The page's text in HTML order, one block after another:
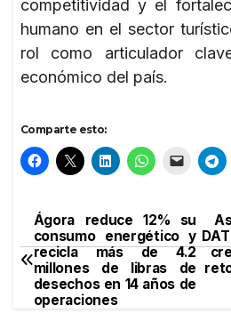
competitividad y el
humano en el sector
rol como articulador
económico del país.
Comparte esto:
Navegación
de
entradas
Ágora reduce 12% su
consumo energético y
recicla más de 4.2
millones de libras de
desechos en 14 años de
operaciones